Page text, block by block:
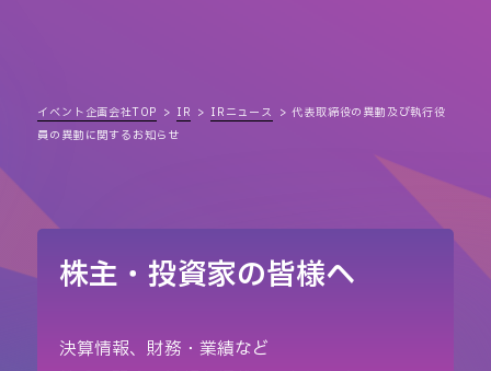
イベント企画会社TOP IR IRニュース
代表取締役の異動及び執行役
員の異動に関するお知らせ
株主・投資家の皆様へ
決算情報、財務・業績など